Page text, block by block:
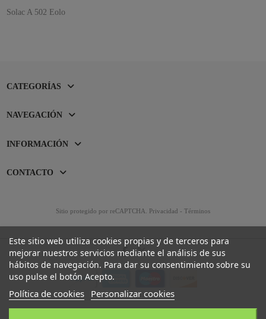
Solac A 502 Eolo
CATEGORÍAS
NAVEGACIÓN
INFORMACIÓN
CONTACTO
Este sitio web utiliza cookies propias y de terceros para
mejorar nuestros servicios mediante el análisis de sus
hábitos de navegación. Para dar su consentimiento sobre su
uso pulse el botón Acepto.
Política de cookies Personalizar cookies
Sitio protegido por reCAPTCHA. Privacidad - Términos